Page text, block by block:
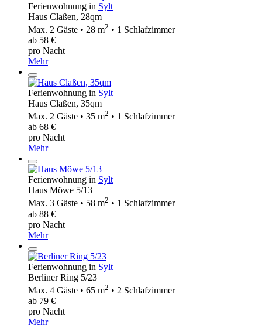
Ferienwohnung in Sylt
Haus Claßen, 28qm
Max. 2 Gäste • 28 m2 • 1 Schlafzimmer
ab 58 €
pro Nacht
Mehr
Ferienwohnung in Sylt
Haus Claßen, 35qm
Max. 2 Gäste • 35 m2 • 1 Schlafzimmer
ab 68 €
pro Nacht
Mehr
Ferienwohnung in Sylt
Haus Möwe 5/13
Max. 3 Gäste • 58 m2 • 1 Schlafzimmer
ab 88 €
pro Nacht
Mehr
Ferienwohnung in Sylt
Berliner Ring 5/23
Max. 4 Gäste • 65 m2 • 2 Schlafzimmer
ab 79 €
pro Nacht
Mehr